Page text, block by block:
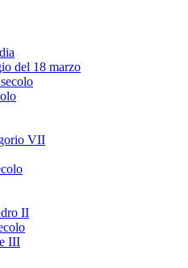
del 18 marzo
VII
II
III